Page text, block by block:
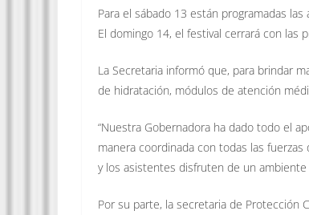
Para el sábado 13 están programadas
El domingo 14, el festival cerrará con las
La Secretaria informó que, para brindar
de hidratación, módulos de atención
“Nuestra Gobernadora ha dado todo el
manera coordinada con todas las
y los asistentes disfruten de un ambiente
Por su parte, la secretaria de Protección